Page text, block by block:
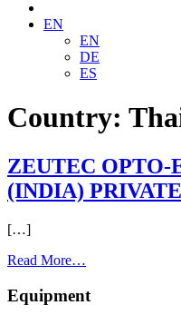
EN
EN
DE
ES
Country:
ZEUTEC
(INDIA)
[…]
Read More…
OPTO-
Equipment